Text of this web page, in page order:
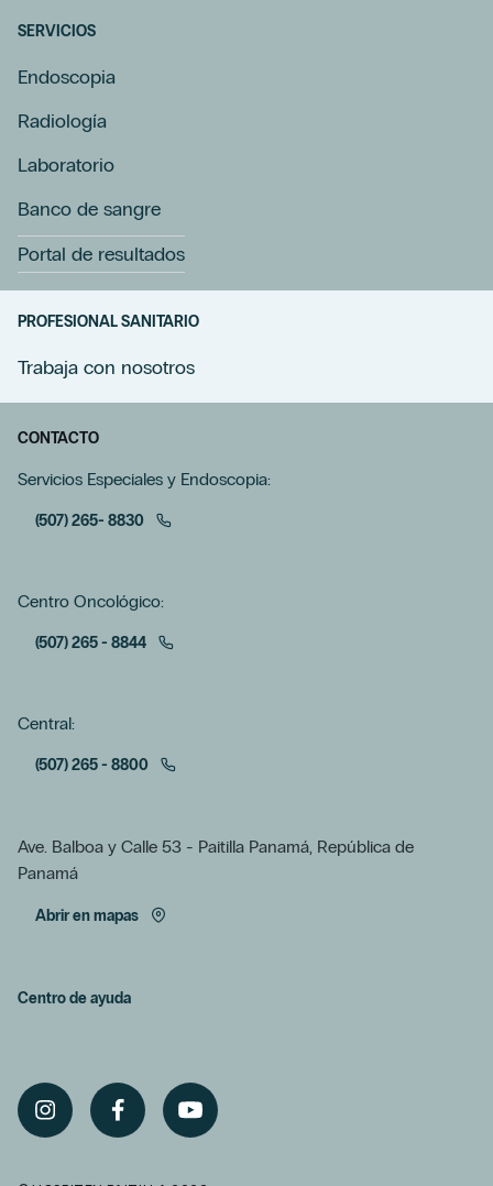
SERVICIOS
Endoscopia
Radiología
Laboratorio
Banco de sangre
Portal de resultados
PROFESIONAL SANITARIO
Trabaja con nosotros
CONTACTO
Servicios Especiales y Endoscopia:
(507) 265- 8830
Centro Oncológico:
(507) 265 - 8844
Central:
(507) 265 - 8800
Ave. Balboa y Calle 53 - Paitilla Panamá, República de
Panamá
Abrir en mapas
Centro de ayuda